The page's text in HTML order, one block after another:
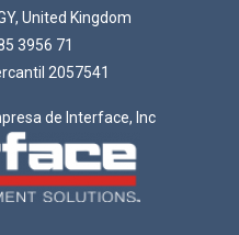
United Kingdom
3956 71
2057541
de Interface, Inc